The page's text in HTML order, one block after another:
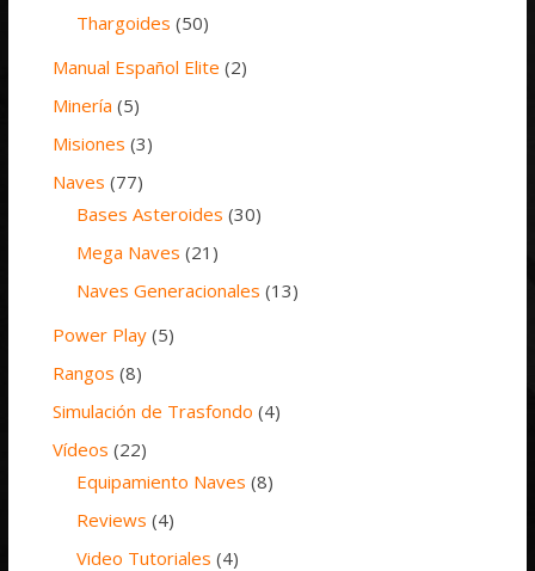
Thargoides (50)
Manual Español Elite (2)
Minería (5)
Misiones (3)
Naves (77)
Bases Asteroides (30)
Mega Naves (21)
Naves Generacionales (13)
Power Play (5)
Rangos (8)
Simulación de Trasfondo (4)
Vídeos (22)
Equipamiento Naves (8)
Reviews (4)
Video Tutoriales (4)